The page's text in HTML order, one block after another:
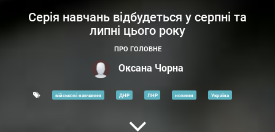
Серія навчань відбудеться у серпні та
липні цього року
ПРО ГОЛОВНЕ
Оксана Чорна
військові навчання ДНР ЛНР новини Україна